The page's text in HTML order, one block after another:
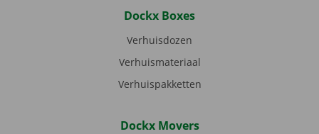
Dockx Boxes
Verhuisdozen
Verhuismateriaal
Verhuispakketten
Dockx Movers